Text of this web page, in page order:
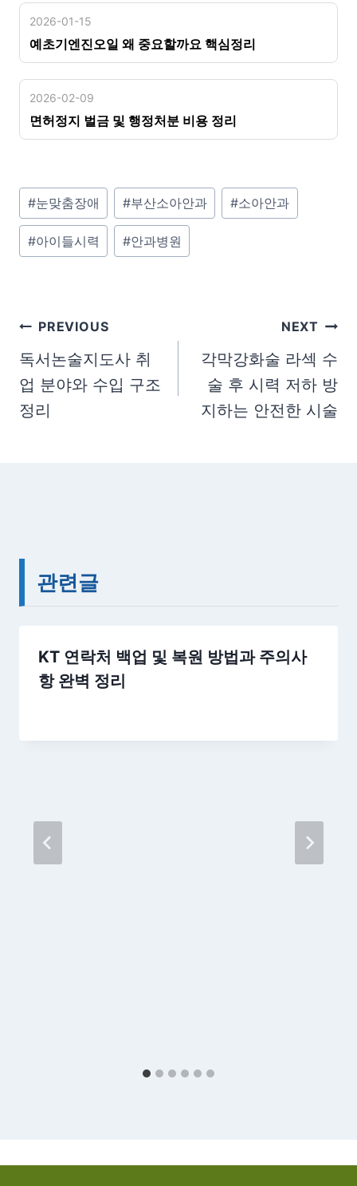
2026-01-15
예초기엔진오일 왜 중요할까요 핵심정리
2026-02-09
면허정지 벌금 및 행정처분 비용 정리
P
o
a
:
#눈맞춤장애 #부산소아안과 #소아안과
#아이들시력 #안과병원
글
탐
색
PREVIOUS
독서논술지도사 취
업 분야와 수입 구조
정리
NEXT
각막강화술 라섹 수
술 후 시력 저하 방
지하는 안전한 시술
관련글
KT 연락처 백업 및 복원 방법과 주의사
항 완벽 정리